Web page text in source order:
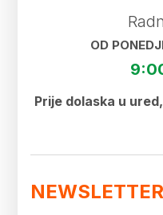
OD
Prije dolaska u
NEWSLETTER